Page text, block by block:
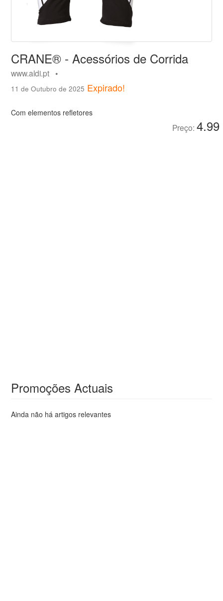
CRANE® - Acessórios de Corrida
www.aldi.pt •
11 de Outubro de 2025 Expirado!
Com elementos refletores
Preço: 4.99
Promoções Actuais
Ainda não há artigos relevantes